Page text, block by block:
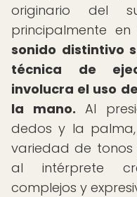
originario del
principalmente
sonido distintivo
técnica de
involucra el uso
la mano. Al
dedos y la
variedad de tonos
al intérprete
complejos y